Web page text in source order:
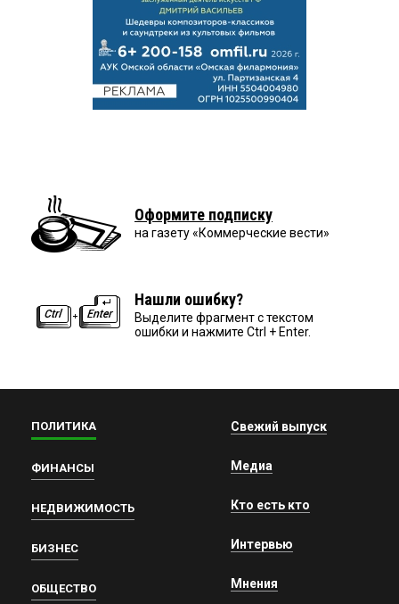
Оформите подписку
на газету «Коммерческие вести»
Нашли ошибку?
Выделите фрагмент с текстом
ошибки и нажмите Ctrl + Enter.
ПОЛИТИКА
ФИНАНСЫ
НЕДВИЖИМОСТЬ
БИЗНЕС
ОБЩЕСТВО
Свежий выпуск
Медиа
Кто есть кто
Интервью
Мнения